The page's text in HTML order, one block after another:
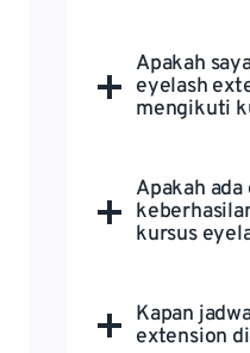
Apakah
eyelash
mengikuti
Apakah ada
kursus
Kapan
extension